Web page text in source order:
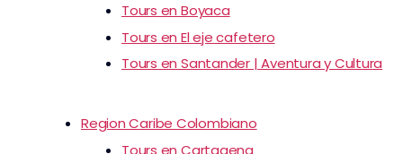
Tours en Boyaca
Tours en El eje cafetero
Tours en Santander | Aventura y Cultura
Region Caribe Colombiano
Tours en Cartagena